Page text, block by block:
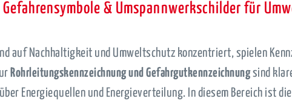
& Umspannwerkschilder für
auf Nachhaltigkeit und Umweltschutz konzentriert, spielen
Rohrleitungskennzeichnung und Gefahrgutkennzeichnungsind
Energiequellen und Energieverteilung. In diesem Bereich ist